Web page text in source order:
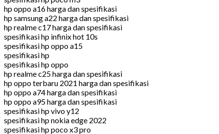
hp oppo a16 harga dan spesifikasi
hp samsung a22 harga dan spesifikasi
hp realme c17 harga dan spesifikasi
spesifikasi hp infinix hot 10s
spesifikasi hp oppo a15
spesifikasi hp
spesifikasi hp oppo
hp realme c25 harga dan spesifikasi
hp oppo terbaru 2021 harga dan spesifikasi
hp oppo a74 harga dan spesifikasi
hp oppo a95 harga dan spesifikasi
spesifikasi hp vivo y12
spesifikasi hp nokia edge 2022
spesifikasi hp poco x3 pro